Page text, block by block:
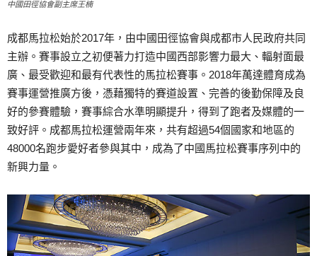
中國田徑協會副主席王楠
成都馬拉松始於2017年，由中國田徑協會與成都市人民政府共同
主辦。賽事設立之初便著力打造中國西部影響力最大、輻射面最
廣、最受歡迎和最有代表性的馬拉松賽事。2018年萬達體育成為
賽事運營推廣方後，憑藉獨特的賽道設置、完善的後勤保障及良
好的參賽體驗，賽事綜合水準明顯提升，得到了跑者及媒體的一
致好評。成都馬拉松運營兩年來，共有超過54個國家和地區的
48000名跑步愛好者參與其中，成為了中國馬拉松賽事序列中的
新興力量。